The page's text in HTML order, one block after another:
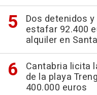
Dos detenidos
estafar 92.400
alquiler en
Cantabria licita
de la playa
400.000 euros